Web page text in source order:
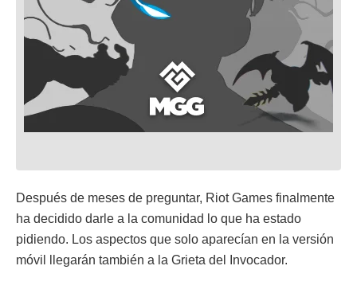
Después de meses de preguntar, Riot Games finalmente
ha decidido darle a la comunidad lo que ha estado
pidiendo. Los aspectos que solo aparecían en la versión
móvil llegarán también a la Grieta del Invocador.